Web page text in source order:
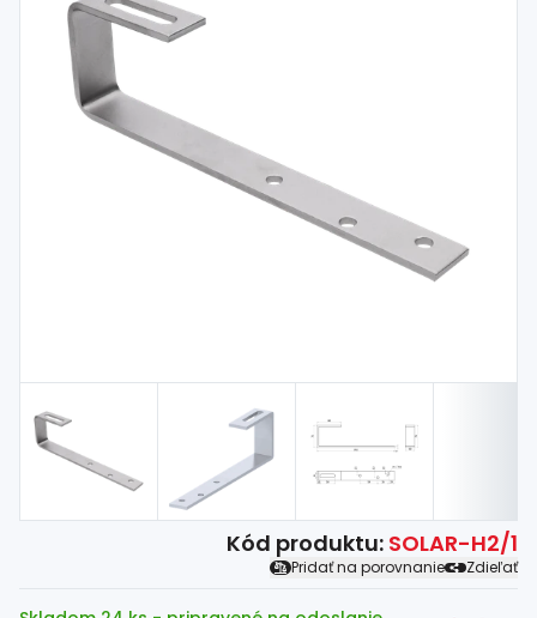
Dom, dielňa,záhrada
Hutnícky materiál
Spojovacímateriál
Kód produktu: SOLAR-H2/1
Pridať na porovnanie Zdieľať